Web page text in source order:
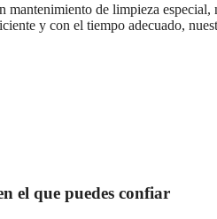
mantenimiento de limpieza
y con el tiempo adecuado,
el que puedes confiar